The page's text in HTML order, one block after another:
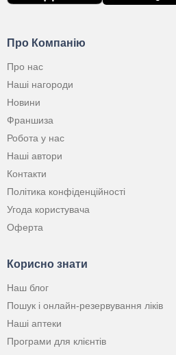
Про Компанію
Про нас
Наші нагороди
Новини
Франшиза
Робота у нас
Наші автори
Контакти
Політика конфіденційності
Угода користувача
Оферта
Корисно знати
Наш блог
Пошук і онлайн-резервування ліків
Наші аптеки
Програми для клієнтів